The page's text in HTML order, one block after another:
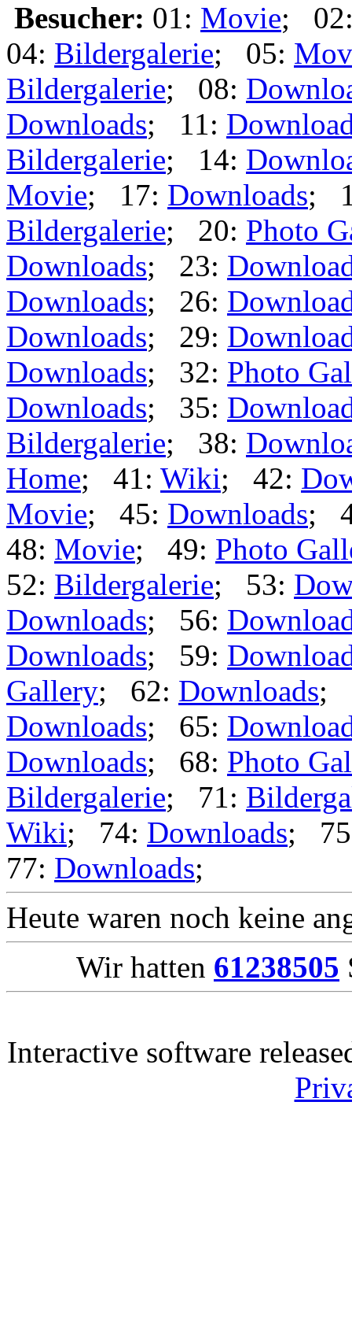
Besucher: 01: Movie;
04: Bildergalerie; 05:
Bildergalerie; 08:
Downloads; 11:
Bildergalerie; 14:
Movie; 17: Downloads;
Bildergalerie; 20: Photo
Downloads; 23:
Downloads; 26:
Downloads; 29:
Downloads; 32: Photo
Downloads; 35:
Bildergalerie; 38:
Home; 41: Wiki; 42:
Movie; 45: Downloads;
48: Movie; 49: Photo
52: Bildergalerie; 53:
Downloads; 56:
Downloads; 59:
Gallery; 62: Downloads;
Downloads; 65:
Downloads; 68: Photo
Bildergalerie; 71:
Wiki; 74: Downloads;
77: Downloads;
Heute waren noch keine
Wir hatten 61238505
Interactive software